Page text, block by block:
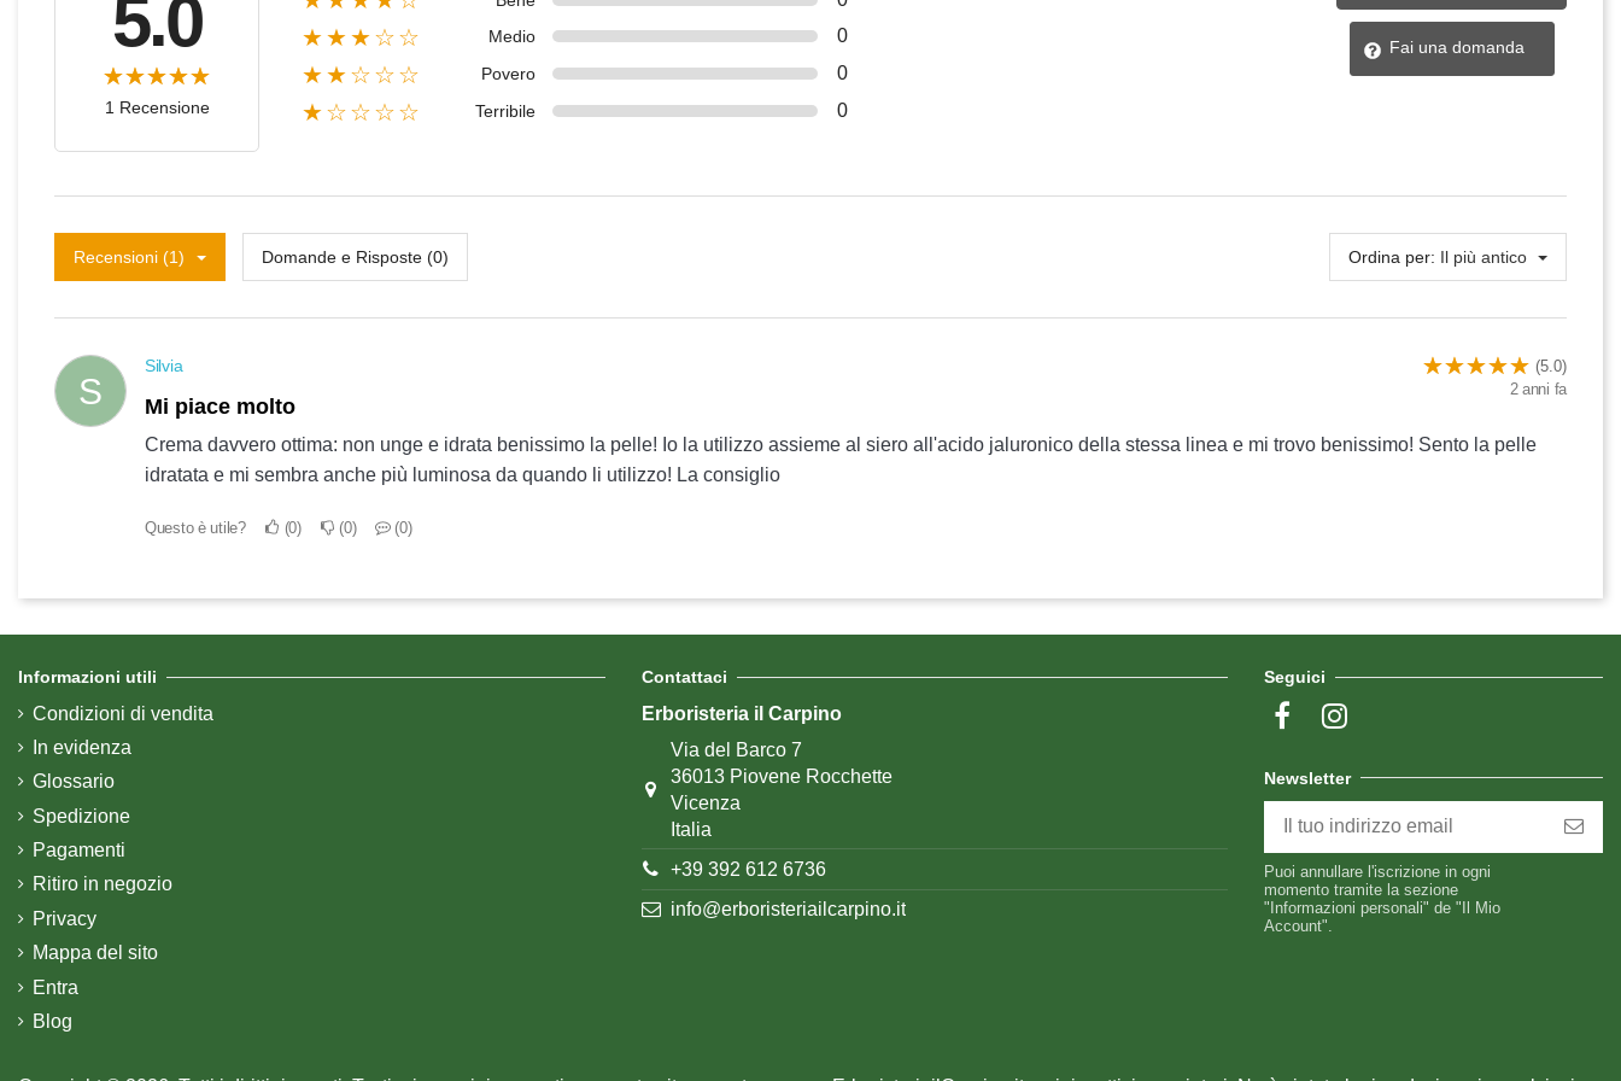
5.0
1 Recensione
★★★☆☆ Medio 0
★★☆☆☆ Povero 0
★☆☆☆☆ Terribile 0
Fai una domanda
Recensioni (1) Domande e Risposte (0) Ordina per: Il più antico
S
Silvia
(5.0)
2 anni fa
Mi piace molto
Crema davvero ottima: non unge e idrata benissimo la pelle! Io la utilizzo assieme al siero all'acido jaluronico della stessa linea e mi trovo benissimo! Sento la pelle
idratata e mi sembra anche più luminosa da quando li utilizzo! La consiglio
Questo è utile? 0 0 0
Informazioni utili
Condizioni di vendita
In evidenza
Glossario
Spedizione
Pagamenti
Ritiro in negozio
Privacy
Mappa del sito
Entra
Blog
Contattaci
Erboristeria il Carpino
Via del Barco 7
36013 Piovene Rocchette
Vicenza
Italia
+39 392 612 6736
info@erboristeriailcarpino.it
Seguici
Newsletter
Puoi annullare l'iscrizione in ogni
momento tramite la sezione
"Informazioni personali" de "Il Mio
Account".